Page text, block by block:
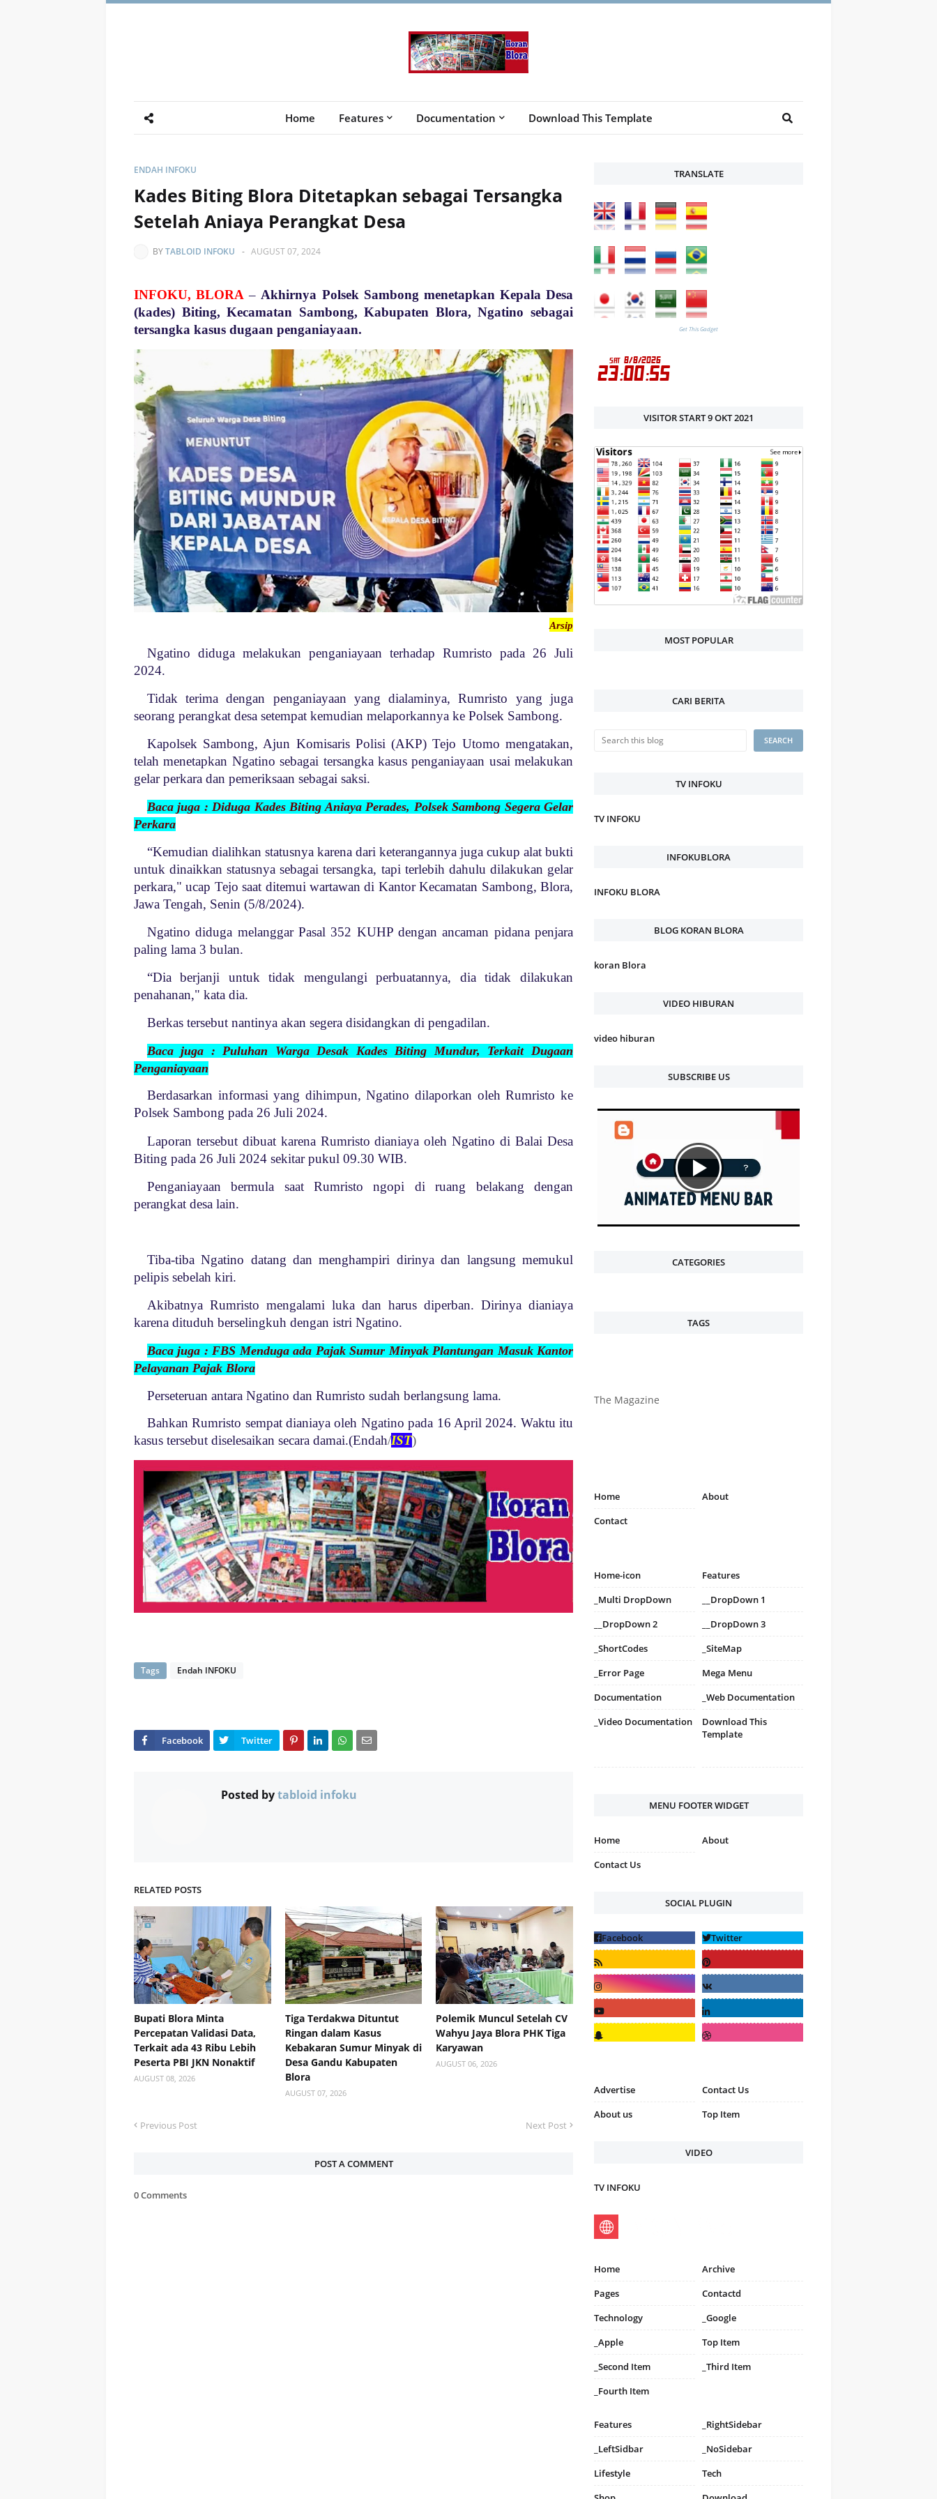
Home Features Documentation Download This Template
ENDAH INFOKU
Kades Biting Blora Ditetapkan sebagai Tersangka
Setelah Aniaya Perangkat Desa
BYTABLOID INFOKU - AUGUST 07, 2024
INFOKU, BLORA – Akhirnya Polsek Sambong menetapkan Kepala Desa
(kades) Biting, Kecamatan Sambong, Kabupaten Blora, Ngatino sebagai
tersangka kasus dugaan penganiayaan.
Arsip
Ngatino diduga melakukan penganiayaan terhadap Rumristo pada 26 Juli
2024.
Tidak terima dengan penganiayaan yang dialaminya, Rumristo yang juga
seorang perangkat desa setempat kemudian melaporkannya ke Polsek Sambong.
Kapolsek Sambong, Ajun Komisaris Polisi (AKP) Tejo Utomo mengatakan,
telah menetapkan Ngatino sebagai tersangka kasus penganiayaan usai melakukan
gelar perkara dan pemeriksaan sebagai saksi.
Baca juga : Diduga Kades Biting Aniaya Perades, Polsek Sambong Segera Gelar
Perkara
“Kemudian dialihkan statusnya karena dari keterangannya juga cukup alat bukti
untuk dinaikkan statusnya sebagai tersangka, tapi terlebih dahulu dilakukan gelar
perkara," ucap Tejo saat ditemui wartawan di Kantor Kecamatan Sambong, Blora,
Jawa Tengah, Senin (5/8/2024).
Ngatino diduga melanggar Pasal 352 KUHP dengan ancaman pidana penjara
paling lama 3 bulan.
“Dia berjanji untuk tidak mengulangi perbuatannya, dia tidak dilakukan
penahanan," kata dia.
Berkas tersebut nantinya akan segera disidangkan di pengadilan.
Baca juga : Puluhan Warga Desak Kades Biting Mundur, Terkait Dugaan
Penganiayaan
Berdasarkan informasi yang dihimpun, Ngatino dilaporkan oleh Rumristo ke
Polsek Sambong pada 26 Juli 2024.
Laporan tersebut dibuat karena Rumristo dianiaya oleh Ngatino di Balai Desa
Biting pada 26 Juli 2024 sekitar pukul 09.30 WIB.
Penganiayaan bermula saat Rumristo ngopi di ruang belakang dengan
perangkat desa lain.
Tiba-tiba Ngatino datang dan menghampiri dirinya dan langsung memukul
pelipis sebelah kiri.
Akibatnya Rumristo mengalami luka dan harus diperban. Dirinya dianiaya
karena dituduh berselingkuh dengan istri Ngatino.
Baca juga : FBS Menduga ada Pajak Sumur Minyak Plantungan Masuk Kantor
Pelayanan Pajak Blora
Perseteruan antara Ngatino dan Rumristo sudah berlangsung lama.
Bahkan Rumristo sempat dianiaya oleh Ngatino pada 16 April 2024. Waktu itu
kasus tersebut diselesaikan secara damai.(Endah/IST)
Tags Endah INFOKU
Posted bytabloid infoku
RELATED POSTS
Bupati Blora Minta
Percepatan Validasi Data,
Terkait ada 43 Ribu Lebih
Peserta PBI JKN Nonaktif
AUGUST 08, 2026
Tiga Terdakwa Dituntut
Ringan dalam Kasus
Kebakaran Sumur Minyak di
Desa Gandu Kabupaten
Blora
AUGUST 07, 2026
Polemik Muncul Setelah CV
Wahyu Jaya Blora PHK Tiga
Karyawan
AUGUST 06, 2026
Previous Post Next Post
POST A COMMENT
0 Comments
TRANSLATE
Get This Gadget
VISITOR START 9 OKT 2021
MOST POPULAR
CARI BERITA
TV INFOKU
TV INFOKU
INFOKUBLORA
INFOKU BLORA
BLOG KORAN BLORA
koran Blora
VIDEO HIBURAN
video hiburan
SUBSCRIBE US
CATEGORIES
TAGS
The Magazine
Home
About
Contact
Home-icon
Features
_Multi DropDown
__DropDown 1
__DropDown 2
__DropDown 3
_ShortCodes
_SiteMap
_Error Page
Mega Menu
Documentation
_Web Documentation
_Video Documentation
Download This
Template
MENU FOOTER WIDGET
Home
About
Contact Us
SOCIAL PLUGIN
Advertise
Contact Us
About us
Top Item
VIDEO
TV INFOKU
Home
Archive
Pages
Contactd
Technology
_Google
_Apple
Top Item
_Second Item
_Third Item
_Fourth Item
Features
_RightSidebar
_LeftSidbar
_NoSidebar
Lifestyle
Tech